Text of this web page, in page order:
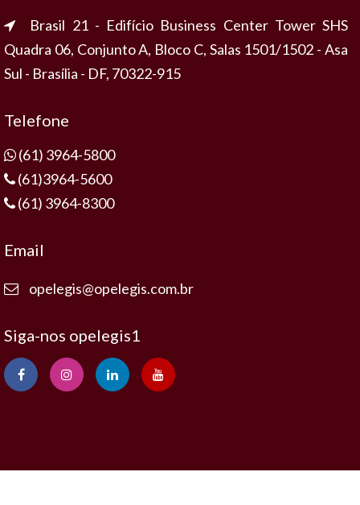
Brasil 21 - Edifício Business Center Tower SHS
Quadra 06, Conjunto A, Bloco C, Salas 1501/1502 - Asa
Sul - Brasília - DF, 70322-915
Telefone
(61) 3964-5800
(61)3964-5600
(61) 3964-8300
Email
opelegis@opelegis.com.br
Siga-nos opelegis1